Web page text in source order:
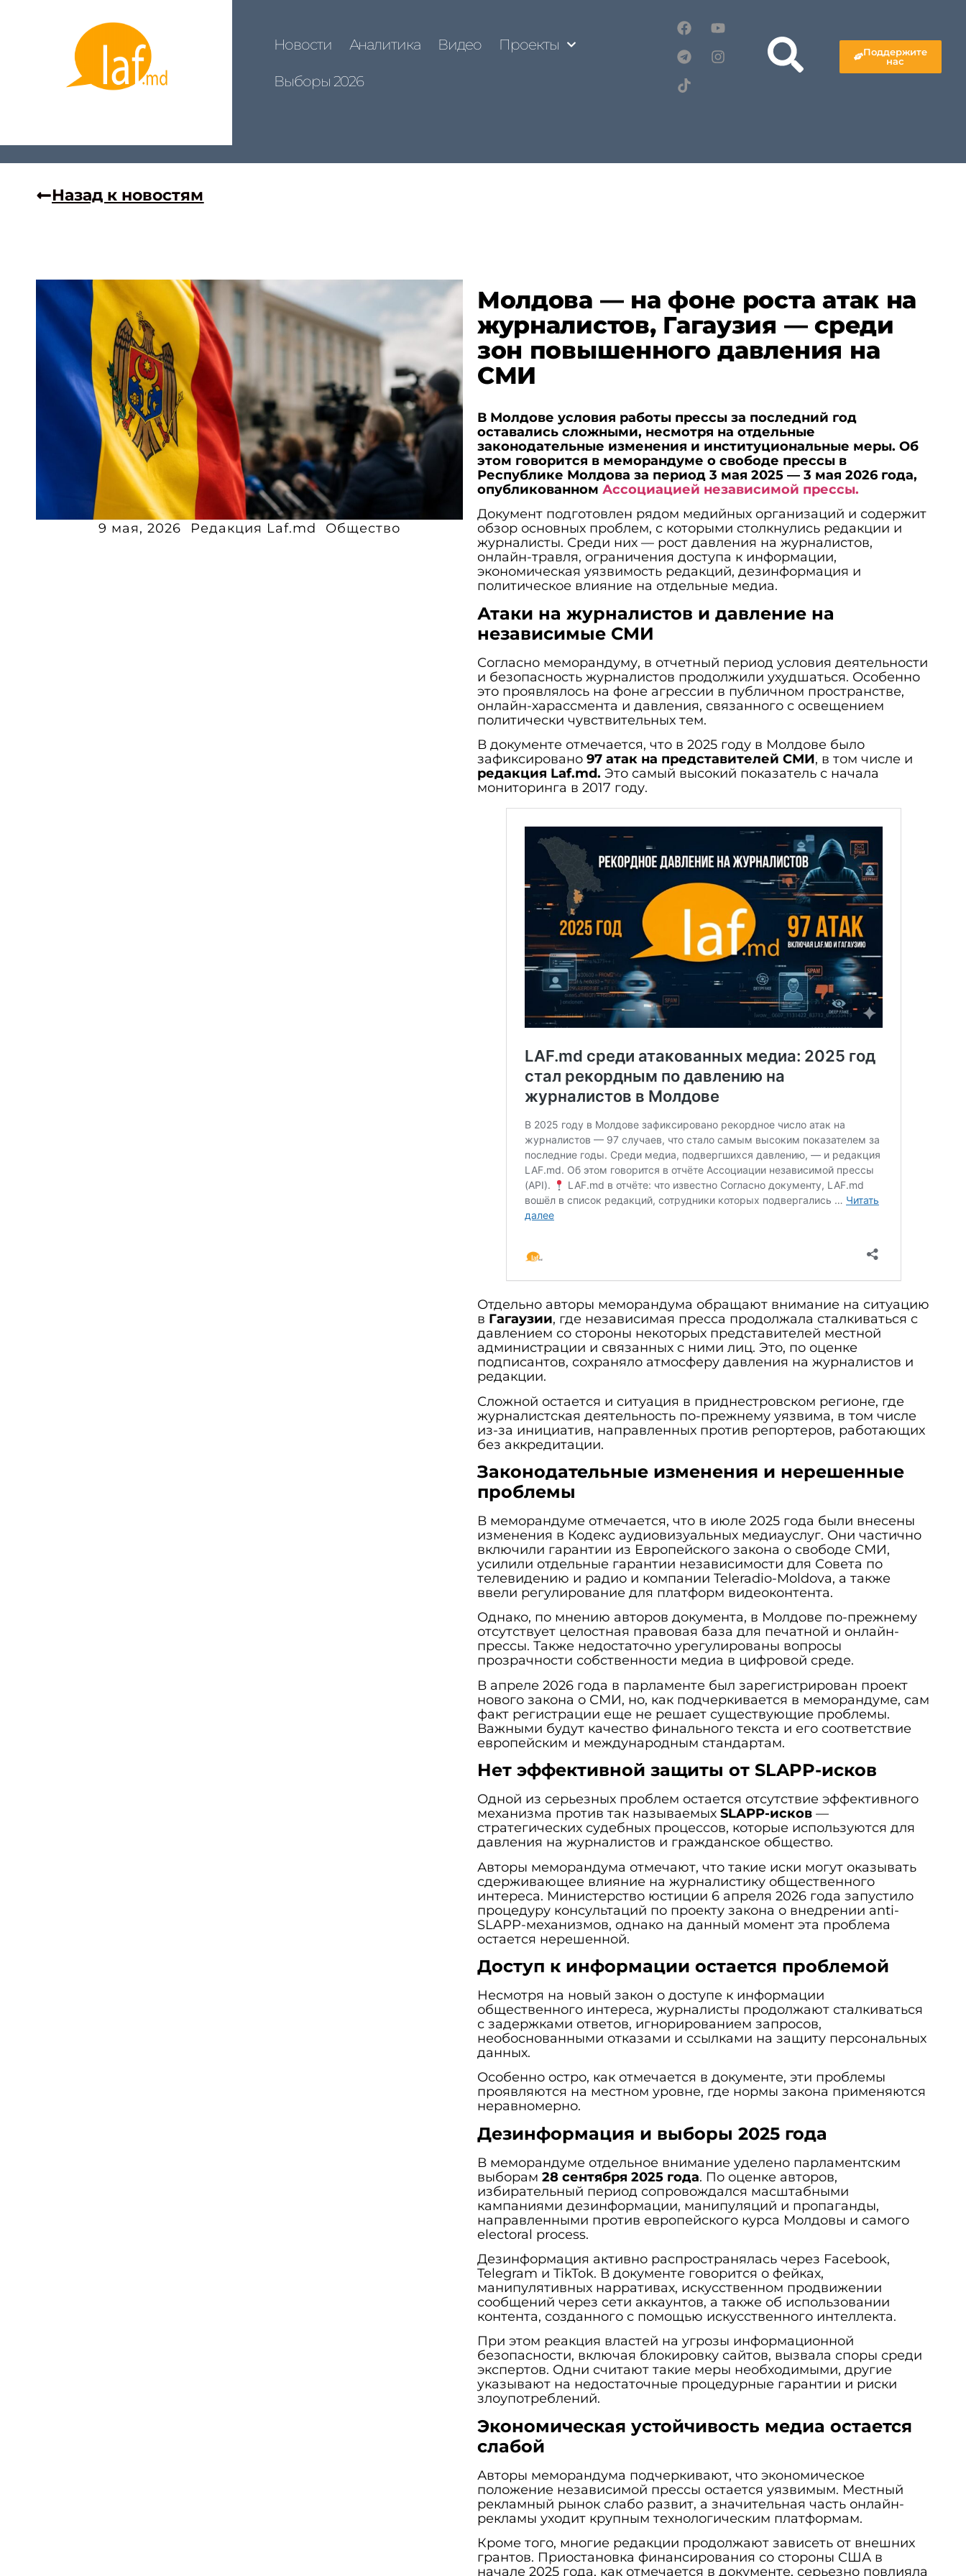
Новости Аналитика Видео Проекты
Выборы 2026
Поддержите
нас
Назад к новостям
9 мая, 2026 Редакция Laf.md Общество
Молдова — на фоне роста атак на
журналистов, Гагаузия — среди
зон повышенного давления на
СМИ
В Молдове условия работы прессы за последний год
оставались сложными, несмотря на отдельные
законодательные изменения и институциональные меры. Об
этом говорится в меморандуме о свободе прессы в
Республике Молдова за период 3 мая 2025 — 3 мая 2026 года,
опубликованном Ассоциацией независимой прессы.
Документ подготовлен рядом медийных организаций и содержит
обзор основных проблем, с которыми столкнулись редакции и
журналисты. Среди них — рост давления на журналистов,
онлайн-травля, ограничения доступа к информации,
экономическая уязвимость редакций, дезинформация и
политическое влияние на отдельные медиа.
Атаки на журналистов и давление на
независимые СМИ
Согласно меморандуму, в отчетный период условия деятельности
и безопасность журналистов продолжили ухудшаться. Особенно
это проявлялось на фоне агрессии в публичном пространстве,
онлайн-харассмента и давления, связанного с освещением
политически чувствительных тем.
В документе отмечается, что в 2025 году в Молдове было
зафиксировано 97 атак на представителей СМИ, в том числе и
редакция Laf.md. Это самый высокий показатель с начала
мониторинга в 2017 году.
Отдельно авторы меморандума обращают внимание на ситуацию
в Гагаузии, где независимая пресса продолжала сталкиваться с
давлением со стороны некоторых представителей местной
администрации и связанных с ними лиц. Это, по оценке
подписантов, сохраняло атмосферу давления на журналистов и
редакции.
Сложной остается и ситуация в приднестровском регионе, где
журналистская деятельность по-прежнему уязвима, в том числе
из-за инициатив, направленных против репортеров, работающих
без аккредитации.
Законодательные изменения и нерешенные
проблемы
В меморандуме отмечается, что в июле 2025 года были внесены
изменения в Кодекс аудиовизуальных медиауслуг. Они частично
включили гарантии из Европейского закона о свободе СМИ,
усилили отдельные гарантии независимости для Совета по
телевидению и радио и компании Teleradio-Moldova, а также
ввели регулирование для платформ видеоконтента.
Однако, по мнению авторов документа, в Молдове по-прежнему
отсутствует целостная правовая база для печатной и онлайн-
прессы. Также недостаточно урегулированы вопросы
прозрачности собственности медиа в цифровой среде.
В апреле 2026 года в парламенте был зарегистрирован проект
нового закона о СМИ, но, как подчеркивается в меморандуме, сам
факт регистрации еще не решает существующие проблемы.
Важными будут качество финального текста и его соответствие
европейским и международным стандартам.
Нет эффективной защиты от SLAPP-исков
Одной из серьезных проблем остается отсутствие эффективного
механизма против так называемых SLAPP-исков—
стратегических судебных процессов, которые используются для
давления на журналистов и гражданское общество.
Авторы меморандума отмечают, что такие иски могут оказывать
сдерживающее влияние на журналистику общественного
интереса. Министерство юстиции 6 апреля 2026 года запустило
процедуру консультаций по проекту закона о внедрении anti-
SLAPP-механизмов, однако на данный момент эта проблема
остается нерешенной.
Доступ к информации остается проблемой
Несмотря на новый закон о доступе к информации
общественного интереса, журналисты продолжают сталкиваться
с задержками ответов, игнорированием запросов,
необоснованными отказами и ссылками на защиту персональных
данных.
Особенно остро, как отмечается в документе, эти проблемы
проявляются на местном уровне, где нормы закона применяются
неравномерно.
Дезинформация и выборы 2025 года
В меморандуме отдельное внимание уделено парламентским
выборам 28 сентября 2025 года. По оценке авторов,
избирательный период сопровождался масштабными
кампаниями дезинформации, манипуляций и пропаганды,
направленными против европейского курса Молдовы и самого
electoral process.
Дезинформация активно распространялась через Facebook,
Telegram и TikTok. В документе говорится о фейках,
манипулятивных нарративах, искусственном продвижении
сообщений через сети аккаунтов, а также об использовании
контента, созданного с помощью искусственного интеллекта.
При этом реакция властей на угрозы информационной
безопасности, включая блокировку сайтов, вызвала споры среди
экспертов. Одни считают такие меры необходимыми, другие
указывают на недостаточные процедурные гарантии и риски
злоупотреблений.
Экономическая устойчивость медиа остается
слабой
Авторы меморандума подчеркивают, что экономическое
положение независимой прессы остается уязвимым. Местный
рекламный рынок слабо развит, а значительная часть онлайн-
рекламы уходит крупным технологическим платформам.
Кроме того, многие редакции продолжают зависеть от внешних
грантов. Приостановка финансирования со стороны США в
начале 2025 года, как отмечается в документе, серьезно повлияла